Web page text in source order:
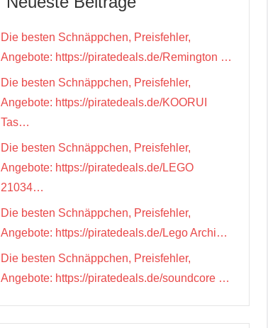
Die besten Schnäppchen, Preisfehler,
Angebote: https://piratedeals.de/Remington …
Die besten Schnäppchen, Preisfehler,
Angebote: https://piratedeals.de/KOORUI
Tas…
Die besten Schnäppchen, Preisfehler,
Angebote: https://piratedeals.de/LEGO
21034…
Die besten Schnäppchen, Preisfehler,
Angebote: https://piratedeals.de/Lego Archi…
Die besten Schnäppchen, Preisfehler,
Angebote: https://piratedeals.de/soundcore …